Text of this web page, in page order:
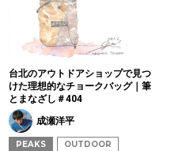
台北のアウトドアショップで見つ
けた理想的なチョークバッグ｜筆
とまなざし＃404
成瀬洋平
PEAKS OUTDOOR